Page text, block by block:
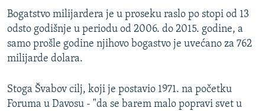
Bogatstvo milijardera je u proseku raslo po stopi od 13
odsto godišnje u periodu od 2006. do 2015. godine, a
samo prošle godine njihovo bogastvo je uvećano za 762
milijarde dolara.
Stoga Švabov cilj, koji je postavio 1971. na početku
Foruma u Davosu - "da se barem malo popravi svet u